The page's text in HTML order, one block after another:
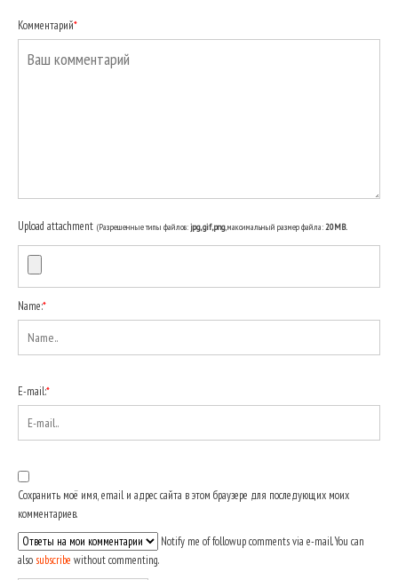
Комментарий*
Upload attachment (Разрешенные типы файлов:jpg, gif, png, максимальный размер файла:20MB.
Name:*
E-mail:*
Сохранить моё имя, email и адрес сайта в этом браузере для последующих моих
комментариев.
Notify me of followup comments via e-mail. You can
also subscribe without commenting.